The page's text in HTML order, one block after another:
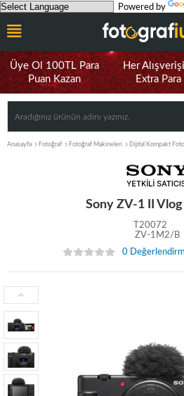
Powered by
Üye Ol 100TL Para
Puan Kazan
Her
Extra Para
Anasayfa Fotoğraf Fotoğraf Makineleri Dijital Kompakt
Sony ZV-1 II
T20072
ZV-1M2/B
0